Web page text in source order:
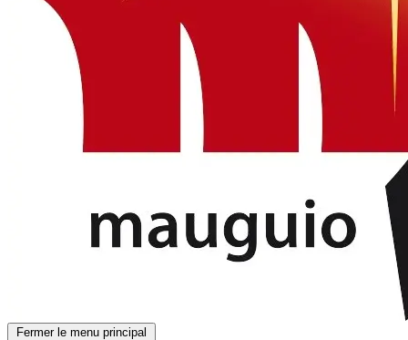
Fermer le menu principal